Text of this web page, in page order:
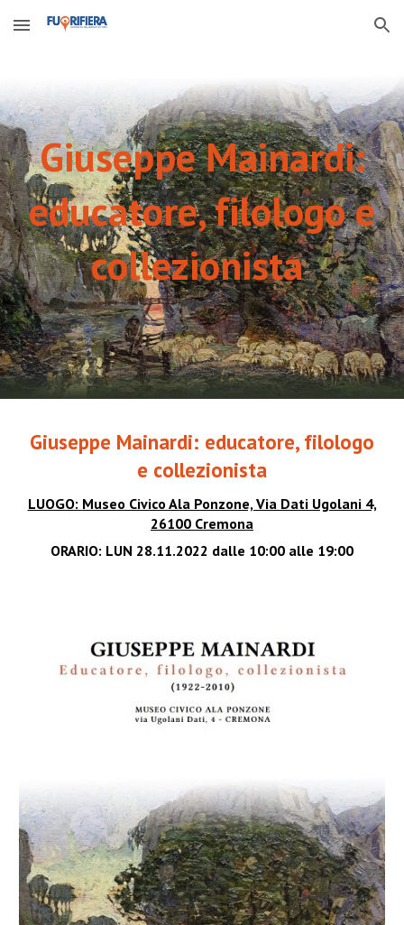
Skip to main content Skip to navigation
Giuseppe Mainardi:
educatore, filologo e
collezionista
Giuseppe Mainardi: educatore, filologo
e collezionista
LUOGO: Museo Civico Ala Ponzone, Via Dati Ugolani 4,
26100 Cremona
ORARIO: LUN 28.11.2022 dalle 10:00 alle 19:00